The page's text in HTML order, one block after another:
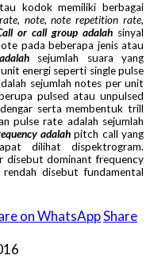
kodok memiliki berbagai
note, note repetition rate,
or call group adalah sinyal
pada beberapa jenis atau
sejumlah suara yang
energi seperti single pulse
sejumlah notes per unit
pulsed atau unpulsed
serta membentuk trill
pulse rate adalah sejumlah
adalah pitch call yang
dilihat dispektrogram.
disebut dominant frequency
disebut fundamental
on WhatsAppShare